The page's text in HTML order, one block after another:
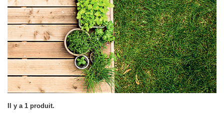
Il y a 1 produit.